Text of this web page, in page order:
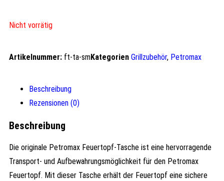
Nicht vorrätig
Artikelnummer: ft-ta-smKategorien Grillzubehör, Petromax
Beschreibung
Rezensionen (0)
Beschreibung
Die originale Petromax Feuertopf-Tasche ist eine hervorragende
Transport- und Aufbewahrungsmöglichkeit für den Petromax
Feuertopf. Mit dieser Tasche erhält der Feuertopf eine sichere